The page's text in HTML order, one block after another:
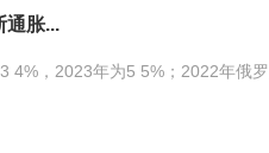
通胀...
4%，2023年为5 5%；2022年俄